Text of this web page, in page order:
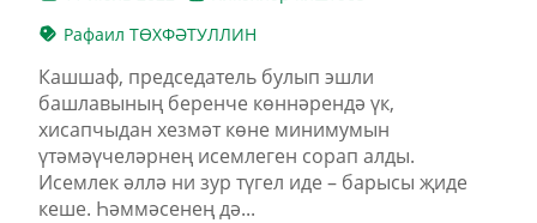
Рафаил ТӨХФӘТУЛЛИН
Кашшаф, председатель булып эшли
башлавының беренче көннәрендә үк,
хисапчыдан хезмәт көне минимумын
үтәмәүчеләрнең исемлеген сорап алды.
Исемлек әллә ни зур түгел иде – барысы җиде
кеше. Һәммәсенең дә...